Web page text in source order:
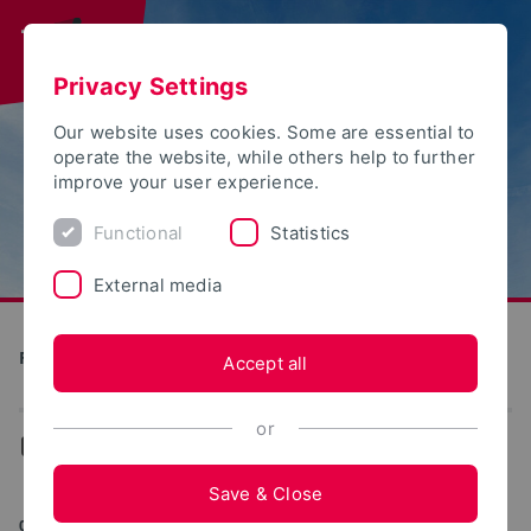
Future Food Factory OWL
06/25/2024
Privacy Settings
Our website uses cookies. Some are essential to
operate the website, while others help to further
improve your user experience.
Functional Statistics
External media
Accept all
or
Save & Close